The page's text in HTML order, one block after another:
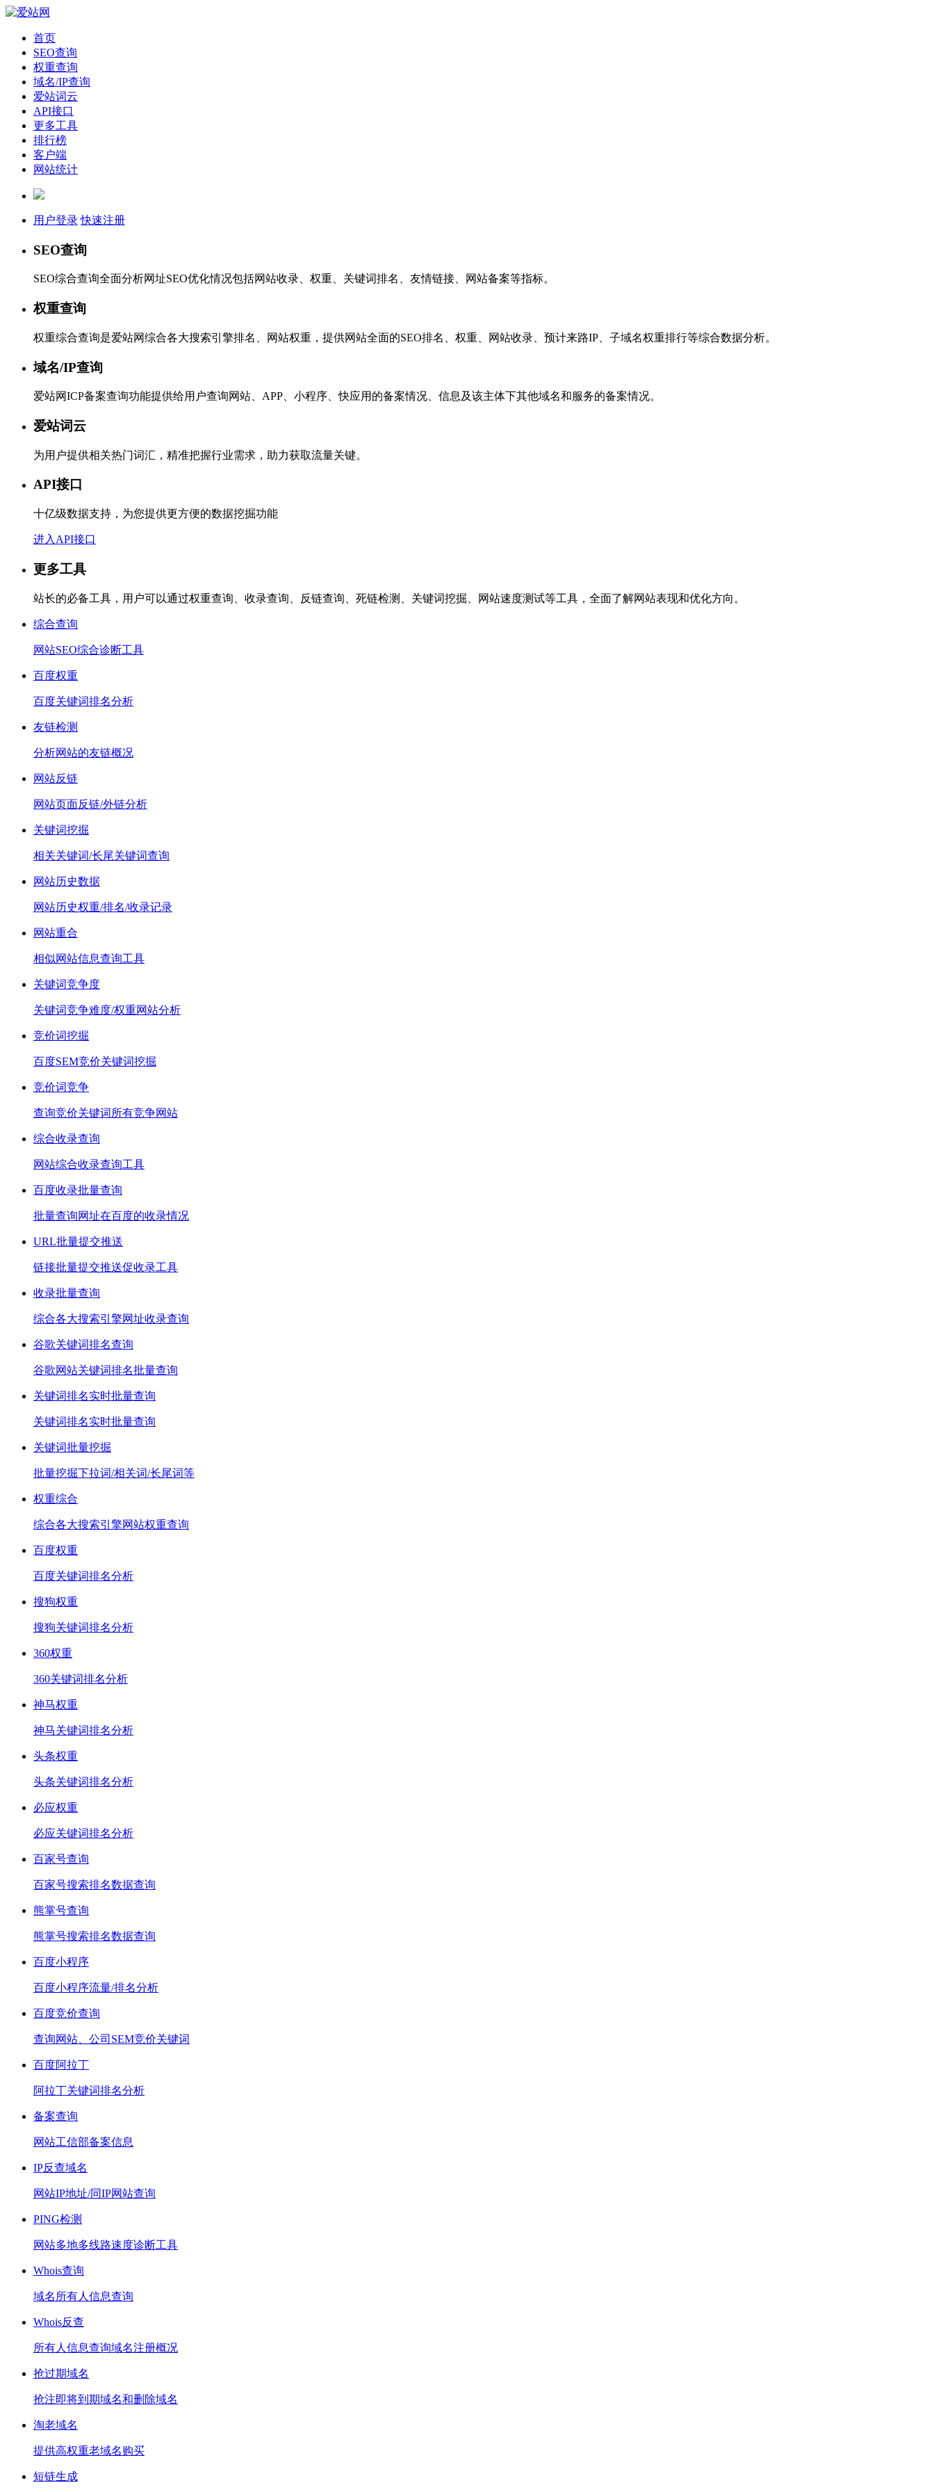
首页
SEO查询
权重查询
域名/IP查询
爱站词云
API接口
更多工具
排行榜
客户端
网站统计
用户登录 快速注册
SEO查询
SEO综合查询全面分析网址SEO优化情况包括网站收录、权重、关键词排名、友情链接、网站备案等指标。
权重查询
权重综合查询是爱站网综合各大搜索引擎排名、网站权重，提供网站全面的SEO排名、权重、网站收录、预计来路IP、子域名权重排行等综合数据分析。
域名/IP查询
爱站网ICP备案查询功能提供给用户查询网站、APP、小程序、快应用的备案情况、信息及该主体下其他域名和服务的备案情况。
爱站词云
为用户提供相关热门词汇，精准把握行业需求，助力获取流量关键。
API接口
十亿级数据支持，为您提供更方便的数据挖掘功能
进入API接口
更多工具
站长的必备工具，用户可以通过权重查询、收录查询、反链查询、死链检测、关键词挖掘、网站速度测试等工具，全面了解网站表现和优化方向。
综合查询
网站SEO综合诊断工具
百度权重
百度关键词排名分析
友链检测
分析网站的友链概况
网站反链
网站页面反链/外链分析
关键词挖掘
相关关键词/长尾关键词查询
网站历史数据
网站历史权重/排名/收录记录
网站重合
相似网站信息查询工具
关键词竞争度
关键词竞争难度/权重网站分析
竞价词挖掘
百度SEM竞价关键词挖掘
竞价词竞争
查询竞价关键词所有竞争网站
综合收录查询
网站综合收录查询工具
百度收录批量查询
批量查询网址在百度的收录情况
URL批量提交推送
链接批量提交推送促收录工具
收录批量查询
综合各大搜索引擎网址收录查询
谷歌关键词排名查询
谷歌网站关键词排名批量查询
关键词排名实时批量查询
关键词排名实时批量查询
关键词批量挖掘
批量挖掘下拉词/相关词/长尾词等
权重综合
综合各大搜索引擎网站权重查询
百度权重
百度关键词排名分析
搜狗权重
搜狗关键词排名分析
360权重
360关键词排名分析
神马权重
神马关键词排名分析
头条权重
头条关键词排名分析
必应权重
必应关键词排名分析
百家号查询
百家号搜索排名数据查询
熊掌号查询
熊掌号搜索排名数据查询
百度小程序
百度小程序流量/排名分析
百度竞价查询
查询网站、公司SEM竞价关键词
百度阿拉丁
阿拉丁关键词排名分析
备案查询
网站工信部备案信息
IP反查域名
网站IP地址/同IP网站查询
PING检测
网站多地多线路速度诊断工具
Whois查询
域名所有人信息查询
Whois反查
所有人信息查询域名注册概况
抢过期域名
抢注即将到期域名和删除域名
淘老域名
提供高权重老域名购买
短链生成